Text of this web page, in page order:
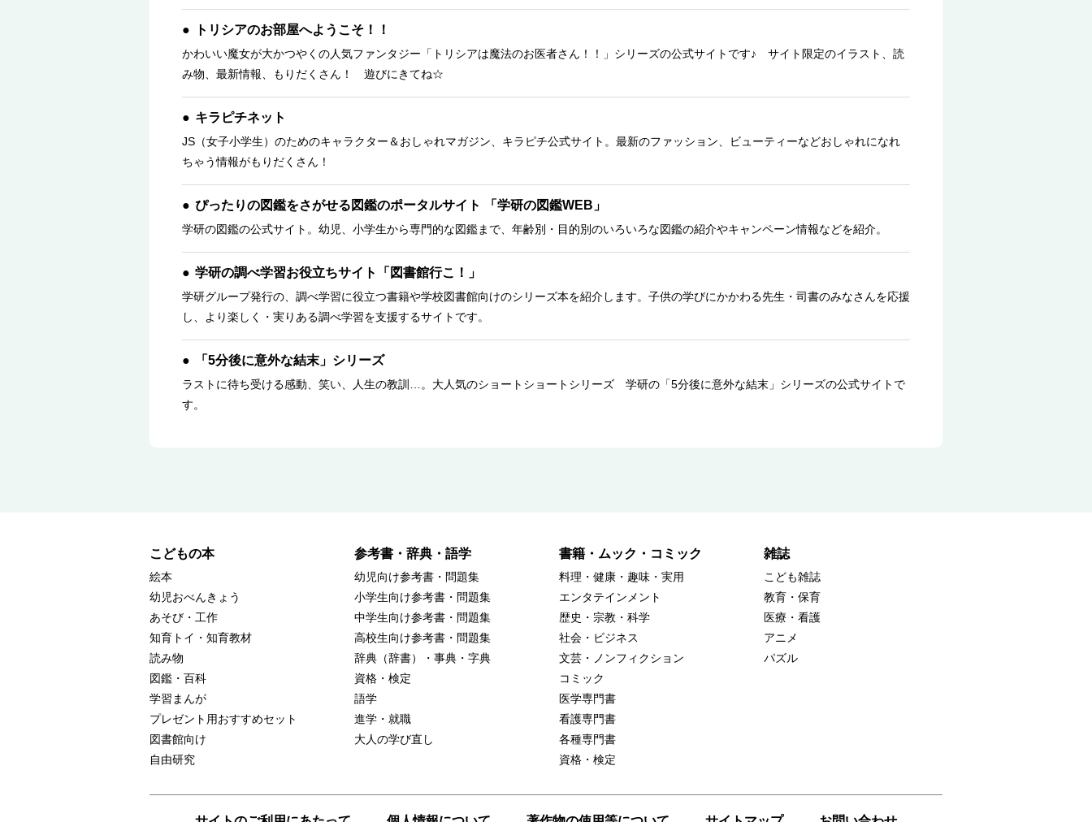
トリシアのお部屋へようこそ！！
かわいい魔女が大かつやくの人気ファンタジー「トリシアは魔法のお医者さん！！」シリーズの公式サイトです♪ サイト限定のイラスト、読
み物、最新情報、もりだくさん！ 遊びにきてね☆
キラピチネット
JS（女子小学生）のためのキャラクター＆おしゃれマガジン、キラピチ公式サイト。最新のファッション、ビューティーなどおしゃれになれ
ちゃう情報がもりだくさん！
ぴったりの図鑑をさがせる図鑑のポータルサイト 「学研の図鑑WEB」
学研の図鑑の公式サイト。幼児、小学生から専門的な図鑑まで、年齢別・目的別のいろいろな図鑑の紹介やキャンペーン情報などを紹介。
学研の調べ学習お役立ちサイト「図書館行こ！」
学研グループ発行の、調べ学習に役立つ書籍や学校図書館向けのシリーズ本を紹介します。子供の学びにかかわる先生・司書のみなさんを応援
し、より楽しく・実りある調べ学習を支援するサイトです。
「5分後に意外な結末」シリーズ
ラストに待ち受ける感動、笑い、人生の教訓…。大人気のショートショートシリーズ 学研の「5分後に意外な結末」シリーズの公式サイトで
す。
こどもの本
絵本
幼児おべんきょう
あそび・工作
知育トイ・知育教材
読み物
図鑑・百科
学習まんが
プレゼント用おすすめセット
図書館向け
自由研究
参考書・辞典・語学
幼児向け参考書・問題集
小学生向け参考書・問題集
中学生向け参考書・問題集
高校生向け参考書・問題集
辞典（辞書）・事典・字典
資格・検定
語学
進学・就職
大人の学び直し
書籍・ムック・コミック
料理・健康・趣味・実用
エンタテインメント
歴史・宗教・科学
社会・ビジネス
文芸・ノンフィクション
コミック
医学専門書
看護専門書
各種専門書
資格・検定
雑誌
こども雑誌
教育・保育
医療・看護
アニメ
パズル